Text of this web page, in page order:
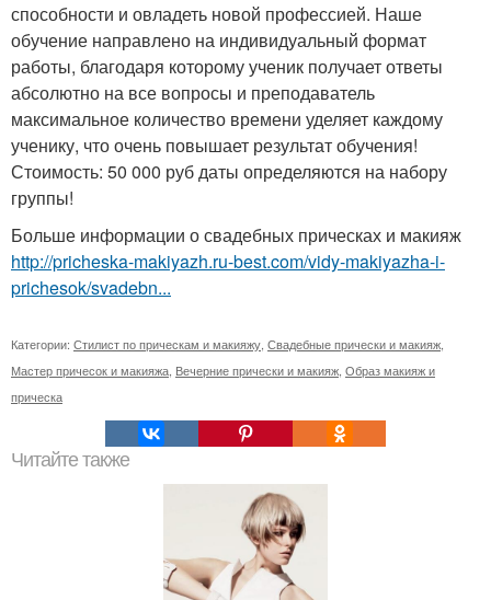
способности и овладеть новой профессией. Наше
обучение направлено на индивидуальный формат
работы, благодаря которому ученик получает ответы
абсолютно на все вопросы и преподаватель
максимальное количество времени уделяет каждому
ученику, что очень повышает результат обучения!
Стоимость: 50 000 руб даты определяются на набору
группы!
Больше информации о свадебных прическах и макияж
http://pricheska-makiyazh.ru-best.com/vidy-makiyazha-i-
prichesok/svadebn...
Категории: Стилист по прическам и макияжу, Свадебные прически и макияж,
Мастер причесок и макияжа, Вечерние прически и макияж, Образ макияж и
прическа
Читайте также